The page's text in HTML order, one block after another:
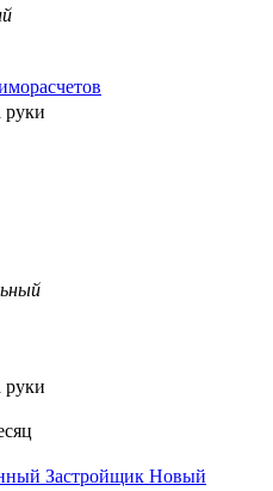
руки
руки
Застройщик Новый